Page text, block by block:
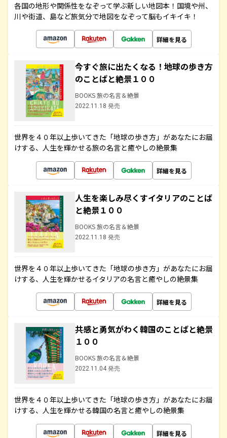
各国の地形や関係性をなぞって学ぶ新しい地図本！国境や州、
川や街道、島など旅気分で地図をなぞって脳もイキイキ！
詳細を見る
今すぐ旅に出たくなる！地球の歩き方
のことばと絶景１００
BOOKS 旅の名言＆絶景
2022.11.18 発売
世界を４０年以上歩いてきた「地球の歩き方」があなたにお届
けする、人生を輝かせる旅の名言と癒やしの絶景集
詳細を見る
人生を楽しみ尽くすイタリアのことば
と絶景１００
BOOKS 旅の名言＆絶景
2022.11.18 発売
世界を４０年以上歩いてきた「地球の歩き方」があなたにお届
けする、人生を輝かせるイタリアの名言と癒やしの絶景集
詳細を見る
共感と勇気がわく韓国のことばと絶景
１００
BOOKS 旅の名言＆絶景
2022.11.04 発売
世界を４０年以上歩いてきた「地球の歩き方」があなたにお届
けする、人生を輝かせる韓国の名言と癒やしの絶景集
詳細を見る